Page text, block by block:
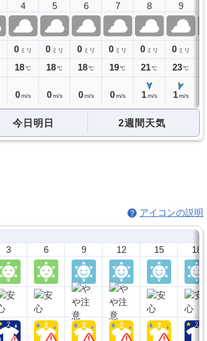
4
0 ミリ
18℃
0 m/s
5
0 ミリ
18℃
0 m/s
6
0 ミリ
18℃
0 m/s
7
0 ミリ
19℃
0 m/s
8
0 ミリ
21℃
1 m/s
9
0 ミリ
23℃
1 m/s
今日明日 2週間天気
アイコンの説明
3 6 9 12 15 18